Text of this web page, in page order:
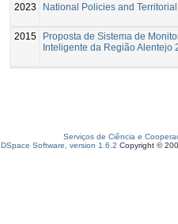
2023
National Policies and
2015
Proposta de Sistema de
Inteligente da Região Alentejo
Serviços de Ciência e
DSpace Software, version 1.6.2 Copyright ©